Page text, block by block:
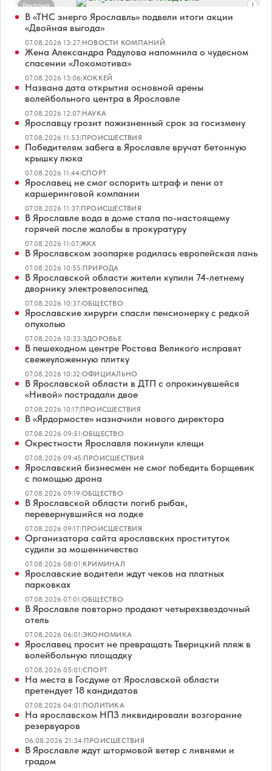
Реклама
В «ТНС энерго Ярославль» подвели итоги акции
«Двойная выгода»
07.08.2026 13:27|НОВОСТИ КОМПАНИЙ
Жена Александра Радулова напомнила о чудесном
спасении «Локомотива»
07.08.2026 13:06|ХОККЕЙ
Названа дата открытия основной арены
волейбольного центра в Ярославле
07.08.2026 12:07|НАУКА
Ярославцу грозит пожизненный срок за госизмену
07.08.2026 11:53|ПРОИСШЕСТВИЯ
Победителям забега в Ярославле вручат бетонную
крышку люка
07.08.2026 11:44|СПОРТ
Ярославец не смог оспорить штраф и пени от
каршеринговой компании
07.08.2026 11:37|ПРОИСШЕСТВИЯ
В Ярославле вода в доме стала по-настоящему
горячей после жалобы в прокуратуру
07.08.2026 11:07|ЖКХ
В Ярославском зоопарке родилась европейская лань
07.08.2026 10:55|ПРИРОДА
В Ярославской области жители купили 74-летнему
дворнику электровелосипед
07.08.2026 10:37|ОБЩЕСТВО
Ярославские хирурги спасли пенсионерку с редкой
опухолью
07.08.2026 10:33|ЗДОРОВЬЕ
В пешеходном центре Ростова Великого исправят
свежеуложенную плитку
07.08.2026 10:32|ОФИЦИАЛЬНО
В Ярославской области в ДТП с опрокинувшейся
«Нивой» пострадали двое
07.08.2026 10:17|ПРОИСШЕСТВИЯ
В «Ярдормосте» назначили нового директора
07.08.2026 09:51|ОБЩЕСТВО
Окрестности Ярославля покинули клещи
07.08.2026 09:45|ПРОИСШЕСТВИЯ
Ярославский бизнесмен не смог победить борщевик
с помощью дрона
07.08.2026 09:19|ОБЩЕСТВО
В Ярославской области погиб рыбак,
перевернувшийся на лодке
07.08.2026 09:17|ПРОИСШЕСТВИЯ
Организатора сайта ярославских проституток
судили за мошенничество
07.08.2026 08:01|КРИМИНАЛ
Ярославские водители ждут чеков на платных
парковках
07.08.2026 07:01|ОБЩЕСТВО
В Ярославле повторно продают четырехзвездочный
отель
07.08.2026 06:01|ЭКОНОМИКА
Ярославец просит не превращать Тверицкий пляж в
волейбольную площадку
07.08.2026 05:01|СПОРТ
На места в Госдуме от Ярославской области
претендует 18 кандидатов
07.08.2026 04:01|ПОЛИТИКА
На ярославском НПЗ ликвидировали возгорание
резервуаров
06.08.2026 21:34|ПРОИСШЕСТВИЯ
В Ярославле ждут штормовой ветер с ливнями и
градом